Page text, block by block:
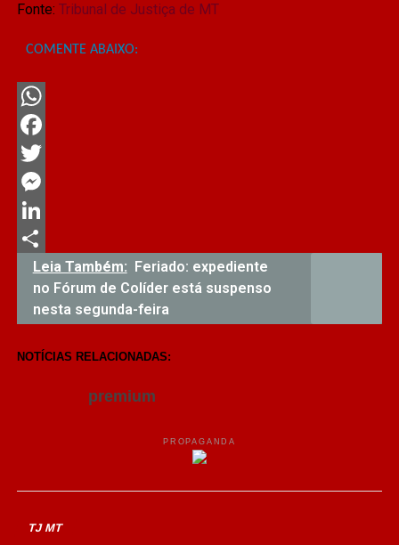
Fonte: Tribunal de Justiça de MT
COMENTE ABAIXO:
WhatsApp
Facebook
Twitter
Messenger
LinkedIn
Share
Leia Também: Feriado: expediente
no Fórum de Colíder está suspenso
nesta segunda-feira
NOTÍCIAS RELACIONADAS:
premium
PROPAGANDA
TJ MT